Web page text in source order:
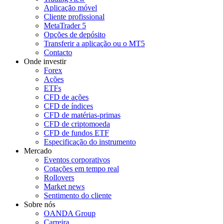
Aplicação móvel
Cliente profissional
MetaTrader 5
Opções de depósito
Transferir a aplicação ou o MT5
Contacto
Onde investir
Forex
Ações
ETFs
CFD de ações
CFD de índices
CFD de matérias-primas
CFD de criptomoeda
CFD de fundos ETF
Especificação do instrumento
Mercado
Eventos corporativos
Cotações em tempo real
Rollovers
Market news
Sentimento do cliente
Sobre nós
OANDA Group
Carreira